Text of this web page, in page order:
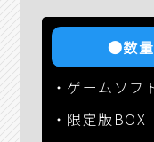
●数量
・ゲームソフ
・限定版BOX